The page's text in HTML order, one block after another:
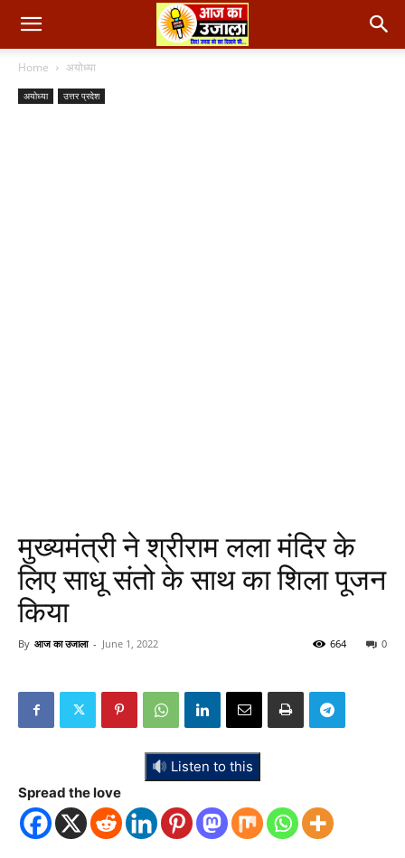
Home अयोध्या
अयोध्या उत्तर प्रदेश
मुख्यमंत्री ने श्रीराम लला मंदिर के
लिए साधू संतो के साथ का शिला पूजन
किया
By आज का उजाला - June 1, 2022 0
664
Listen to this
Spread the love